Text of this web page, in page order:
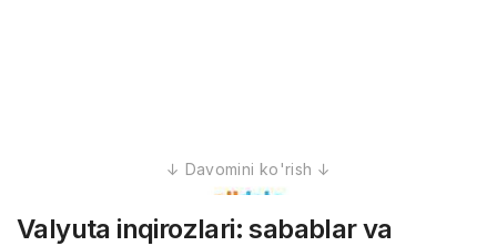
Valyuta inqirozlari: sabablar va